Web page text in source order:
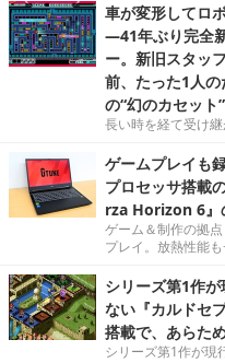
車が変形してロ
―41年ぶり完全
ー。新旧スタッ
前、たった1人
の“幻のカセット
長い時を経て受け
ゲームプレイも
プロセッサ搭載
rza Horizon 6』
ゲーム＆制作の拠
プレイ。放熱性能
シリーズ第1作
ない『カルドセ
搭載で、あらた
シリーズ第1作が現